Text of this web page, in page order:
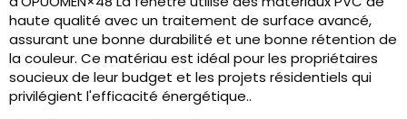
haute qualité avec un traitement de surface avancé,
assurant une bonne durabilité et une bonne rétention de
la couleur. Ce matériau est idéal pour les propriétaires
soucieux de leur budget et les projets résidentiels qui
privilégient l'efficacité énergétique..